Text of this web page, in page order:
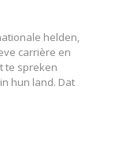
helden,
carrière en
te spreken
hun land. Dat